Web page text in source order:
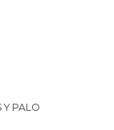
Y PALO